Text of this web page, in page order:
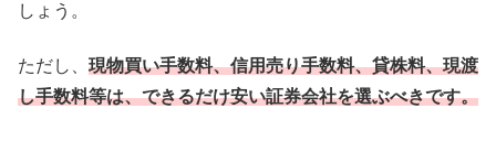
しょう。
ただし、 現物買い手数料、信用売り手数料、貸株料、現渡
し手数料等は、できるだけ安い証券会社を選ぶべきです。